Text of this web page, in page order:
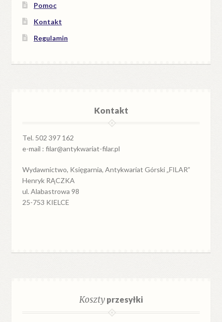
Pomoc
Kontakt
Regulamin
Kontakt
Tel. 502 397 162
e-mail : filar@antykwariat-filar.pl
Wydawnictwo, Księgarnia, Antykwariat Górski „FILAR”
Henryk RĄCZKA
ul. Alabastrowa 98
25-753 KIELCE
Kosztyprzesyłki